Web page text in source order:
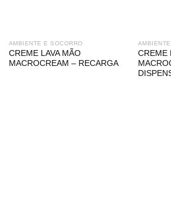
AMBIENTE E SOCORRO
CREME LAVA MÃO
MACROCREAM – RECARGA
CREME